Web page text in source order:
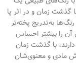
زمان و در اثر پا
به‌تدریج پخته‌تر
آن را بیشتر احساس
با گذشت زمان
مادی و معنوی‌شان